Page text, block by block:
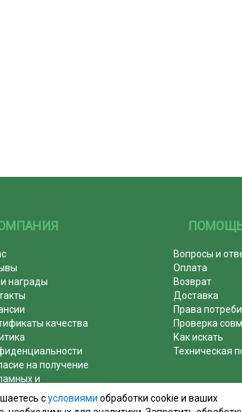
награды
качества
на получение
и
рассылок
журналы покупают у
Вопросы и
Оплата
Возврат
Доставка
Права
Проверка
Как искать
Техническая
сусловиями обработки cookie и ваших